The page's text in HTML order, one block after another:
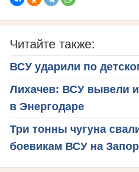
Читайте также:
ВСУ ударили по
Лихачев: ВСУ вывели
в Энергодаре
Три тонны чугуна
боевикам ВСУ на